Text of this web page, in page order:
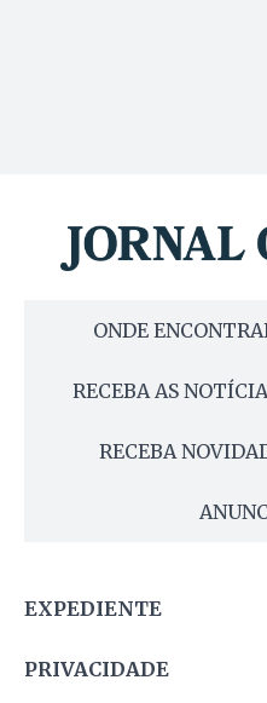
ONDE
RECEBA AS
RECEBA
EXPEDIENTE
PRIVACIDADE